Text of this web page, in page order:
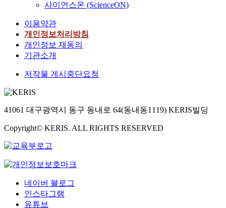
사이언스온 (ScienceON)
이용약관
개인정보처리방침
개인정보 재동의
기관소개
저작물 게시중단요청
41061 대구광역시 동구 동내로 64(동내동1119) KERIS빌딩
Copyright© KERIS. ALL RIGHTS RESERVED
네이버 블로그
인스타그램
유튜브